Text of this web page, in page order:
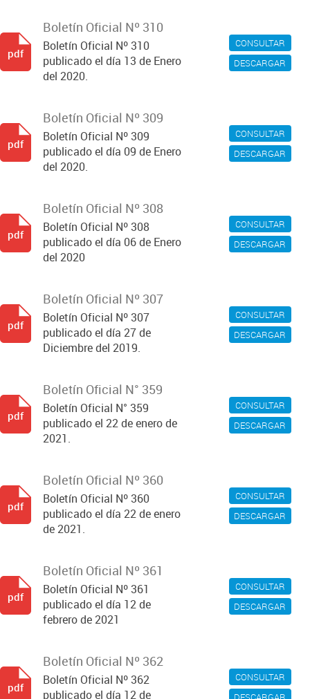
CONSULTAR
DESCARGAR
Boletín Oficial Nº 310
Boletín Oficial Nº 310
publicado el día 13 de Enero
del 2020.
pdf
CONSULTAR
DESCARGAR
Boletín Oficial Nº 309
Boletín Oficial Nº 309
publicado el día 09 de Enero
del 2020.
pdf
CONSULTAR
DESCARGAR
Boletín Oficial Nº 308
Boletín Oficial Nº 308
publicado el día 06 de Enero
del 2020
pdf
CONSULTAR
DESCARGAR
Boletín Oficial Nº 307
Boletín Oficial Nº 307
publicado el día 27 de
Diciembre del 2019.
pdf
CONSULTAR
DESCARGAR
Boletín Oficial N° 359
Boletín Oficial N° 359
publicado el 22 de enero de
2021.
pdf
CONSULTAR
DESCARGAR
Boletín Oficial Nº 360
Boletín Oficial Nº 360
publicado el día 22 de enero
de 2021.
pdf
CONSULTAR
DESCARGAR
Boletín Oficial Nº 361
Boletín Oficial Nº 361
publicado el día 12 de
febrero de 2021
pdf
CONSULTAR
Boletín Oficial Nº 362
Boletín Oficial Nº 362
publicado el día 12 de
pdf